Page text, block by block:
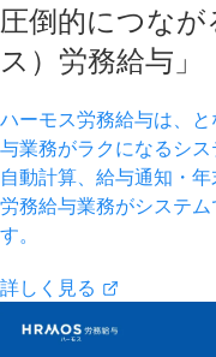
圧倒的につなが
ス）労務給与」
ハーモス労務給与は、
与業務がラクになるシ
自動計算、給与通知・
労務給与業務がシステ
す。
詳しく見る